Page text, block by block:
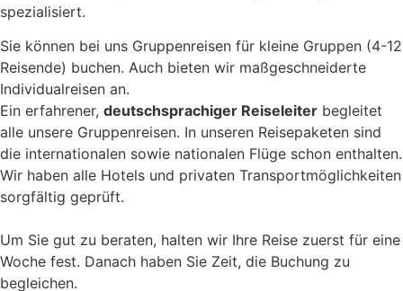
spezialisiert.
Sie können bei uns Gruppenreisen für kleine Gruppen (4-12
Reisende) buchen. Auch bieten wir maßgeschneiderte
Individualreisen an.
Ein erfahrener, deutschsprachiger Reiseleiter begleitet
alle unsere Gruppenreisen. In unseren Reisepaketen sind
die internationalen sowie nationalen Flüge schon enthalten.
Wir haben alle Hotels und privaten Transportmöglichkeiten
sorgfältig geprüft.
Um Sie gut zu beraten, halten wir Ihre Reise zuerst für eine
Woche fest. Danach haben Sie Zeit, die Buchung zu
begleichen.